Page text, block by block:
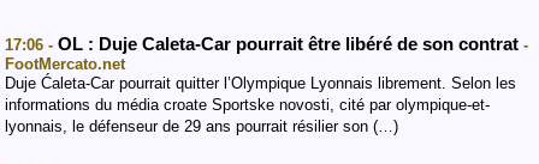
17:06 - OL : Duje Caleta-Car pourrait être libéré de son contrat -
FootMercato.net
Duje Ćaleta-Car pourrait quitter l’Olympique Lyonnais librement. Selon les
informations du média croate Sportske novosti, cité par olympique-et-
lyonnais, le défenseur de 29 ans pourrait résilier son (…)